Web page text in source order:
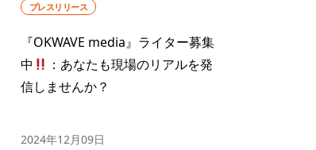
プレスリリース
『OKWAVE media』ライター募集
中
：あなたも現場のリアルを発
信しませんか？
2024年12月09日